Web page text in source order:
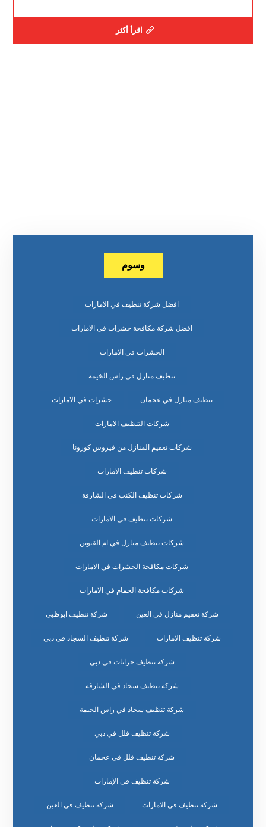
اقرأ أكثر
وسوم
افضل شركة تنظيف في الامارات
افضل شركة مكافحة حشرات في الامارات
الحشرات في الامارات
تنظيف منازل في راس الخيمة
تنظيف منازل في عجمان حشرات في الامارات
شركات التنظيف الامارات
شركات تعقيم المنازل من فيروس كورونا
شركات تنظيف الامارات
شركات تنظيف الكنب في الشارقة
شركات تنظيف في الامارات
شركات تنظيف منازل في ام القيوين
شركات مكافحة الحشرات في الامارات
شركات مكافحة الحمام في الامارات
شركة تعقيم منازل في العين شركة تنظيف ابوظبي
شركة تنظيف الامارات شركة تنظيف السجاد في دبي
شركة تنظيف خزانات في دبي
شركة تنظيف سجاد في الشارقة
شركة تنظيف سجاد في راس الخيمة
شركة تنظيف فلل في دبي
شركة تنظيف فلل في عجمان
شركة تنظيف في الإمارات
شركة تنظيف في الامارات شركة تنظيف في العين